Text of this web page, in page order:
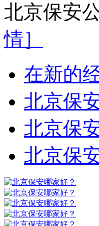
北京保安
情］
在新的
北京保
北京保
北京保